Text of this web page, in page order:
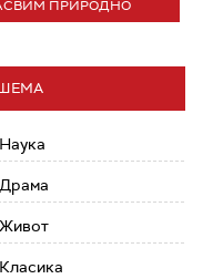
ПРИРОДНО